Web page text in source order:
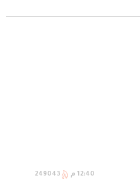
12:40 م 249043